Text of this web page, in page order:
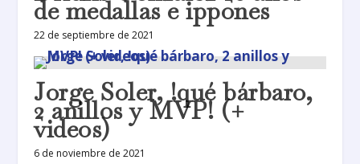
de medallas e ippones
22 de septiembre de 2021
Jorge Soler, !qué bárbaro,
2 anillos y MVP! (+
videos)
6 de noviembre de 2021